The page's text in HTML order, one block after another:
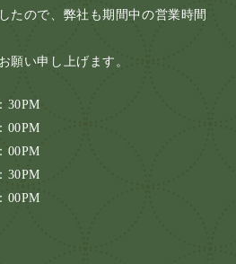
たので、弊社も期間中の営業時間
願い申し上げます。
30PM
00PM
00PM
30PM
00PM